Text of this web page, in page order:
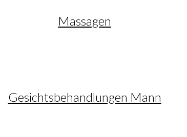
Massagen
Gesichtsbehandlungen Mann